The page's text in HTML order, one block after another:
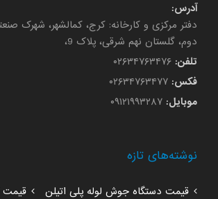
آدرس:
دفتر مرکزی و کارخانه: کرج، کمالشهر، شهرک
دوم، گلستان نهم شرقی، پلاک 9،
تلفن: ۰۲۶۳۴۷۶۳۴۷۶
فکس: ۰۲۶۳۴۷۶۳۴۷۷
موبایل: ۰۹۱۲۱۹۹۳۲۸۷
نوشته‌های تازه
قیمت دستگاه جوش لوله پلی اتیلن قیمت